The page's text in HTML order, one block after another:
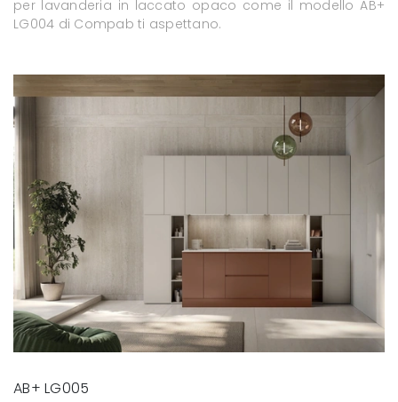
per lavanderia in laccato opaco come il modello AB+
LG004 di Compab ti aspettano.
AB+ LG005